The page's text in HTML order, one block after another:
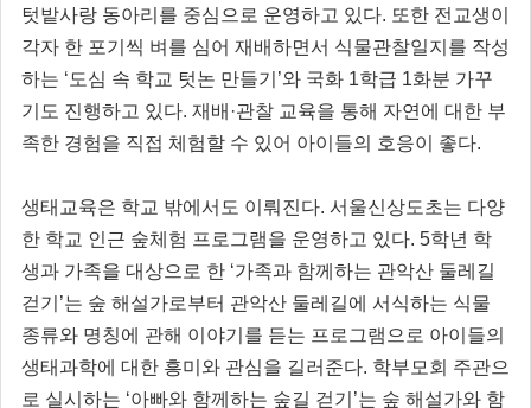
텃밭사랑 동아리를 중심으로 운영하고 있다. 또한 전교생이
각자 한 포기씩 벼를 심어 재배하면서 식물관찰일지를 작성
하는 ‘도심 속 학교 텃논 만들기’와 국화 1학급 1화분 가꾸
기도 진행하고 있다. 재배·관찰 교육을 통해 자연에 대한 부
족한 경험을 직접 체험할 수 있어 아이들의 호응이 좋다.
생태교육은 학교 밖에서도 이뤄진다. 서울신상도초는 다양
한 학교 인근 숲체험 프로그램을 운영하고 있다. 5학년 학
생과 가족을 대상으로 한 ‘가족과 함께하는 관악산 둘레길
걷기’는 숲 해설가로부터 관악산 둘레길에 서식하는 식물
종류와 명칭에 관해 이야기를 듣는 프로그램으로 아이들의
생태과학에 대한 흥미와 관심을 길러준다. 학부모회 주관으
로 실시하는 ‘아빠와 함께하는 숲길 걷기’는 숲 해설가와 함